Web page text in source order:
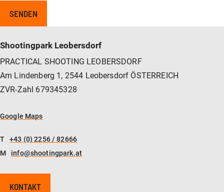
Shootingpark Leobersdorf
PRACTICAL SHOOTING LEOBERSDORF
Am Lindenberg 1, 2544 Leobersdorf ÖSTERREICH
ZVR-Zahl 679345328
Google Maps
T
+43 (0) 2256 / 82666
M
info@shootingpark.at
KONTAKT